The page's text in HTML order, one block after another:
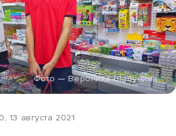
Фото — Вероника Шабунина
13 августа 2021